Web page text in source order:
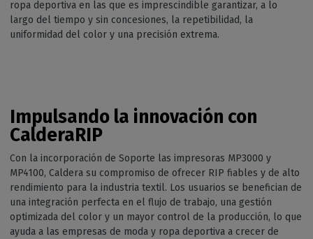
ropa deportiva en las que es imprescindible garantizar, a lo
largo del tiempo y sin concesiones, la repetibilidad, la
uniformidad del color y una precisión extrema.
Impulsando la innovación con
CalderaRIP
Con la incorporación de Soporte las impresoras MP3000 y
MP4100, Caldera su compromiso de ofrecer RIP fiables y de alto
rendimiento para la industria textil. Los usuarios se benefician de
una integración perfecta en el flujo de trabajo, una gestión
optimizada del color y un mayor control de la producción, lo que
ayuda a las empresas de moda y ropa deportiva a crecer de